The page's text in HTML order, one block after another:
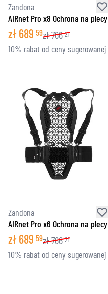
Zandona
AIRnet Pro x8 Ochrona na plecy
zł689 59zł766 21
10% rabat od ceny sugerowanej
Zandona
AIRnet Pro x6 Ochrona na plecy
zł689 59zł766 21
10% rabat od ceny sugerowanej